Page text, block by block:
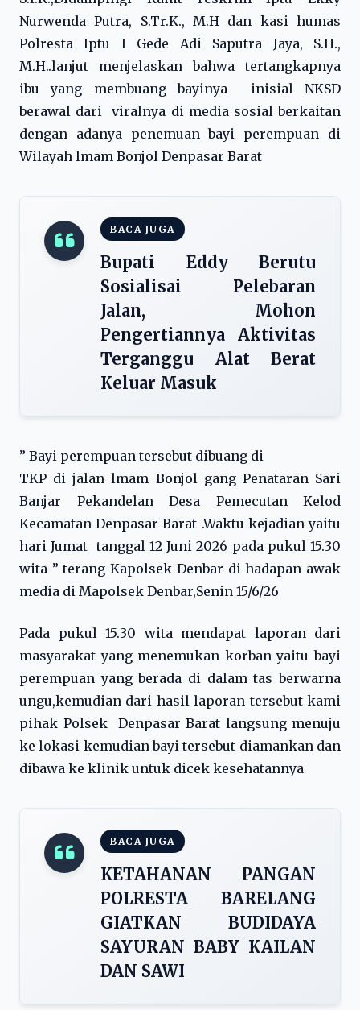
Nurwenda Putra, S.Tr.K., M.H dan kasi humas
Polresta Iptu I Gede Adi Saputra Jaya, S.H.,
M.H..lanjut menjelaskan bahwa tertangkapnya
ibu yang membuang bayinya inisial NKSD
berawal dari viralnya di media sosial berkaitan
dengan adanya penemuan bayi perempuan di
Wilayah lmam Bonjol Denpasar Barat
BACA JUGA
Bupati Eddy Berutu
Sosialisai Pelebaran
Jalan, Mohon
Pengertiannya Aktivitas
Terganggu Alat Berat
Keluar Masuk
” Bayi perempuan tersebut dibuang di
TKP di jalan lmam Bonjol gang Penataran Sari
Banjar Pekandelan Desa Pemecutan Kelod
Kecamatan Denpasar Barat .Waktu kejadian yaitu
hari Jumat tanggal 12 Juni 2026 pada pukul 15.30
wita ” terang Kapolsek Denbar di hadapan awak
media di Mapolsek Denbar,Senin 15/6/26
Pada pukul 15.30 wita mendapat laporan dari
masyarakat yang menemukan korban yaitu bayi
perempuan yang berada di dalam tas berwarna
ungu,kemudian dari hasil laporan tersebut kami
pihak Polsek Denpasar Barat langsung menuju
ke lokasi kemudian bayi tersebut diamankan dan
dibawa ke klinik untuk dicek kesehatannya
BACA JUGA
KETAHANAN PANGAN
POLRESTA BARELANG
GIATKAN BUDIDAYA
SAYURAN BABY KAILAN
DAN SAWI